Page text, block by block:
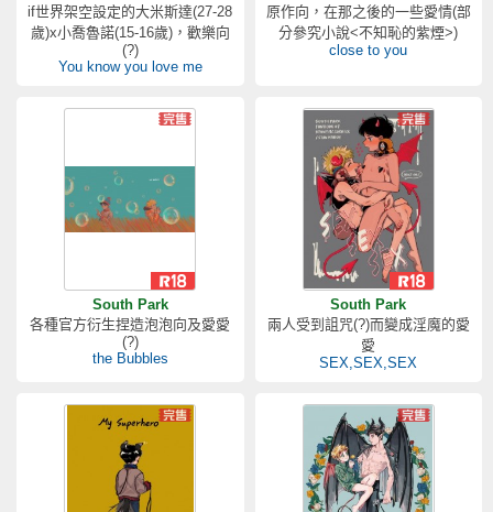
if世界架空設定的大米斯達(27-28
歲)x小喬魯諾(15-16歲)，歡樂向
(?)
You know you love me
原作向，在那之後的一些愛情(部
分參究小說<不知恥的紫煙>)
close to you
South Park
各種官方衍生捏造泡泡向及愛愛
(?)
the Bubbles
South Park
兩人受到詛咒(?)而變成淫魔的愛
愛
SEX,SEX,SEX